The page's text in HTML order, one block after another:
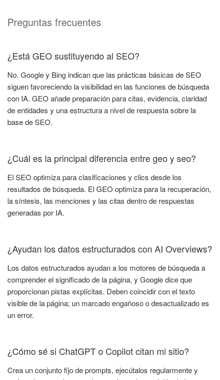
Preguntas frecuentes
¿Está GEO sustituyendo al SEO?
No. Google y Bing indican que las prácticas básicas de SEO
siguen favoreciendo la visibilidad en las funciones de búsqueda
con IA. GEO añade preparación para citas, evidencia, claridad
de entidades y una estructura a nivel de respuesta sobre la
base de SEO.
¿Cuál es la principal diferencia entre geo y seo?
El SEO optimiza para clasificaciones y clics desde los
resultados de búsqueda. El GEO optimiza para la recuperación,
la síntesis, las menciones y las citas dentro de respuestas
generadas por IA.
¿Ayudan los datos estructurados con AI Overviews?
Los datos estructurados ayudan a los motores de búsqueda a
comprender el significado de la página, y Google dice que
proporcionan pistas explícitas. Deben coincidir con el texto
visible de la página; un marcado engañoso o desactualizado es
un error.
¿Cómo sé si ChatGPT o Copilot citan mi sitio?
Crea un conjunto fijo de prompts, ejecútalos regularmente y